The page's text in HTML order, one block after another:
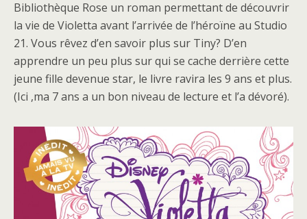
Bibliothèque Rose un roman permettant de découvrir
la vie de Violetta avant l’arrivée de l’héroïne au Studio
21. Vous rêvez d’en savoir plus sur Tiny? D’en
apprendre un peu plus sur qui se cache derrière cette
jeune fille devenue star, le livre ravira les 9 ans et plus.
(Ici ,ma 7 ans a un bon niveau de lecture et l’a dévoré).